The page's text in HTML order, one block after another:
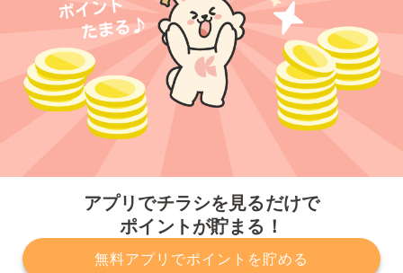
アプリでチラシを見るだけで
ポイントが貯まる！
無料アプリでポイントを貯める